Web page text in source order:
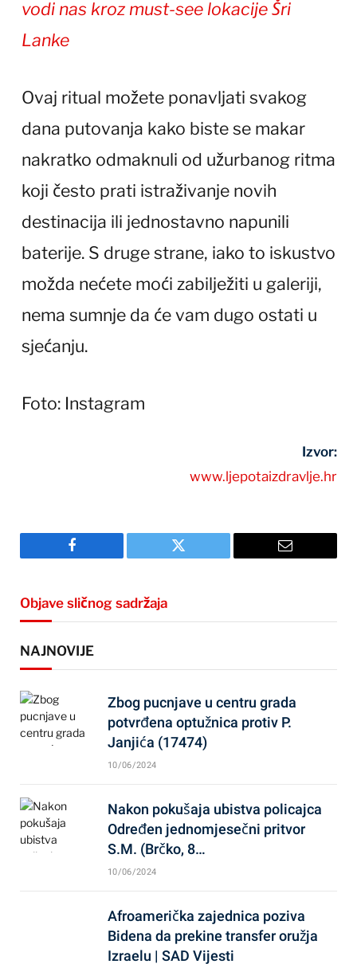
vodi nas kroz must-see lokacije Šri
Lanke
Ovaj ritual možete ponavljati svakog
dana putovanja kako biste se makar
nakratko odmaknuli od užurbanog ritma
koji često prati istraživanje novih
destinacija ili jednostavno napunili
baterije. S druge strane, iako to iskustvo
možda nećete moći zabilježiti u galeriji,
nema sumnje da će vam dugo ostati u
sjećanju.
Foto: Instagram
Izvor:
www.ljepotaizdravlje.hr
Facebook Twitter Email
Objave sličnog sadržaja
NAJNOVIJE
Zbog pucnjave u centru grada
potvrđena optužnica protiv P.
Janjića (17474)
10/06/2024
Nakon pokušaja ubistva policajca
Određen jednomjesečni pritvor
S.M. (Brčko, 8…
10/06/2024
Afroamerička zajednica poziva
Bidena da prekine transfer oružja
Izraelu | SAD Vijesti